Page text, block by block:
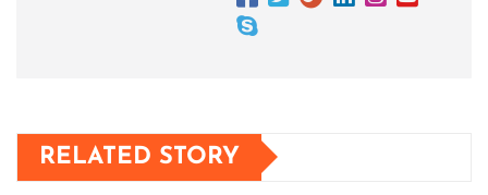
RELATED STORY